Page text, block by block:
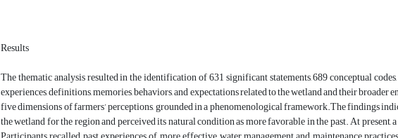
Results
The thematic analysis resulted in the identification of 631 significant statements, 689 conceptual
experiences, definitions, memories, behaviors, and expectations related to the wetland and their
five dimensions of farmers’ perceptions, grounded in a phenomenological framework.The findings
the wetland for the region and perceived its natural condition as more favorable in the past. At